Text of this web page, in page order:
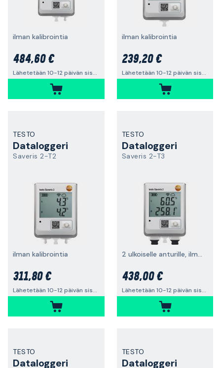
ilman kalibrointia
484,60 €
Lähetetään 10-12 päivän sisällä
ilman kalibrointia
239,20 €
Lähetetään 10-12 päivän sisällä
TESTO
Dataloggeri
Saveris 2-T2
ilman kalibrointia
311,80 €
Lähetetään 10-12 päivän sisällä
TESTO
Dataloggeri
Saveris 2-T3
2 ulkoiselle anturille, ilman kalibrointia
438,00 €
Lähetetään 10-12 päivän sisällä
TESTO
Dataloggeri
TESTO
Dataloggeri